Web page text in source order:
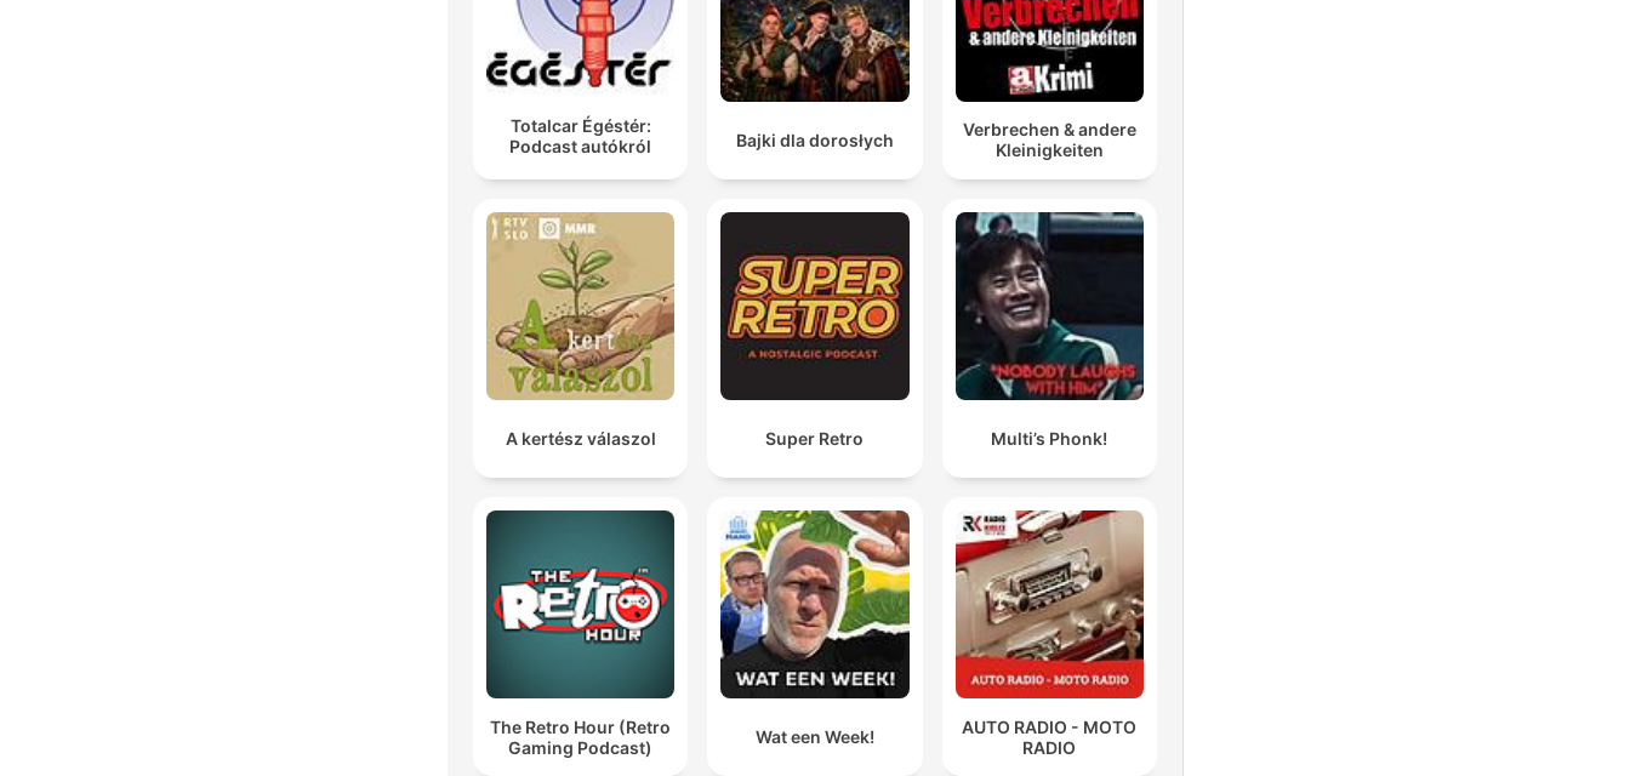
Totalcar Égéstér:
Podcast autókról
Bajki dla dorosłych
Verbrechen & andere
Kleinigkeiten
A kertész válaszol Super Retro Multi’s Phonk!
The Retro Hour (Retro
Gaming Podcast)
Wat een Week!
AUTO RADIO - MOTO
RADIO